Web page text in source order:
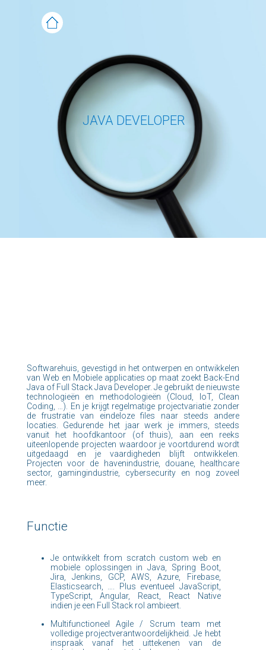
JAVA DEVELOPER
Softwarehuis, gevestigd in het ontwerpen en ontwikkelen
van Web en Mobiele applicaties op maat zoekt Back-End
Java of Full Stack Java Developer. Je gebruikt de nieuwste
technologieën en methodologieën (Cloud, IoT, Clean
Coding, …). En je krijgt regelmatige projectvariatie zonder
de frustratie van eindeloze files naar steeds andere
locaties. Gedurende het jaar werk je immers, steeds
vanuit het hoofdkantoor (of thuis), aan een reeks
uiteenlopende projecten waardoor je voortdurend wordt
uitgedaagd en je vaardigheden blijft ontwikkelen.
Projecten voor de havenindustrie, douane, healthcare
sector, gamingindustrie, cybersecurity en nog zoveel
meer.
Functie
Je ontwikkelt from scratch custom web en
mobiele oplossingen in Java, Spring Boot,
Jira, Jenkins, GCP, AWS, Azure, Firebase,
Elasticsearch, …. Plus eventueel JavaScript,
TypeScript, Angular, React, React Native
indien je een Full Stack rol ambieert.
Multifunctioneel Agile / Scrum team met
volledige projectverantwoordelijkheid. Je hebt
inspraak vanaf het uittekenen van de